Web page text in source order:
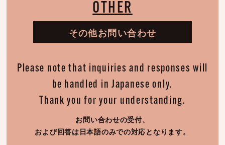
OTHER
その他お問い合わせ
Please note that inquiries and responses will
be handled in Japanese only.
Thank you for your understanding.
お問い合わせの受付、
および回答は日本語のみでの対応となります。